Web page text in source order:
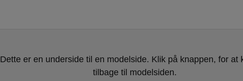
Dette er en underside til en modelside. Klik på knappen, for at
tilbage til modelsiden.